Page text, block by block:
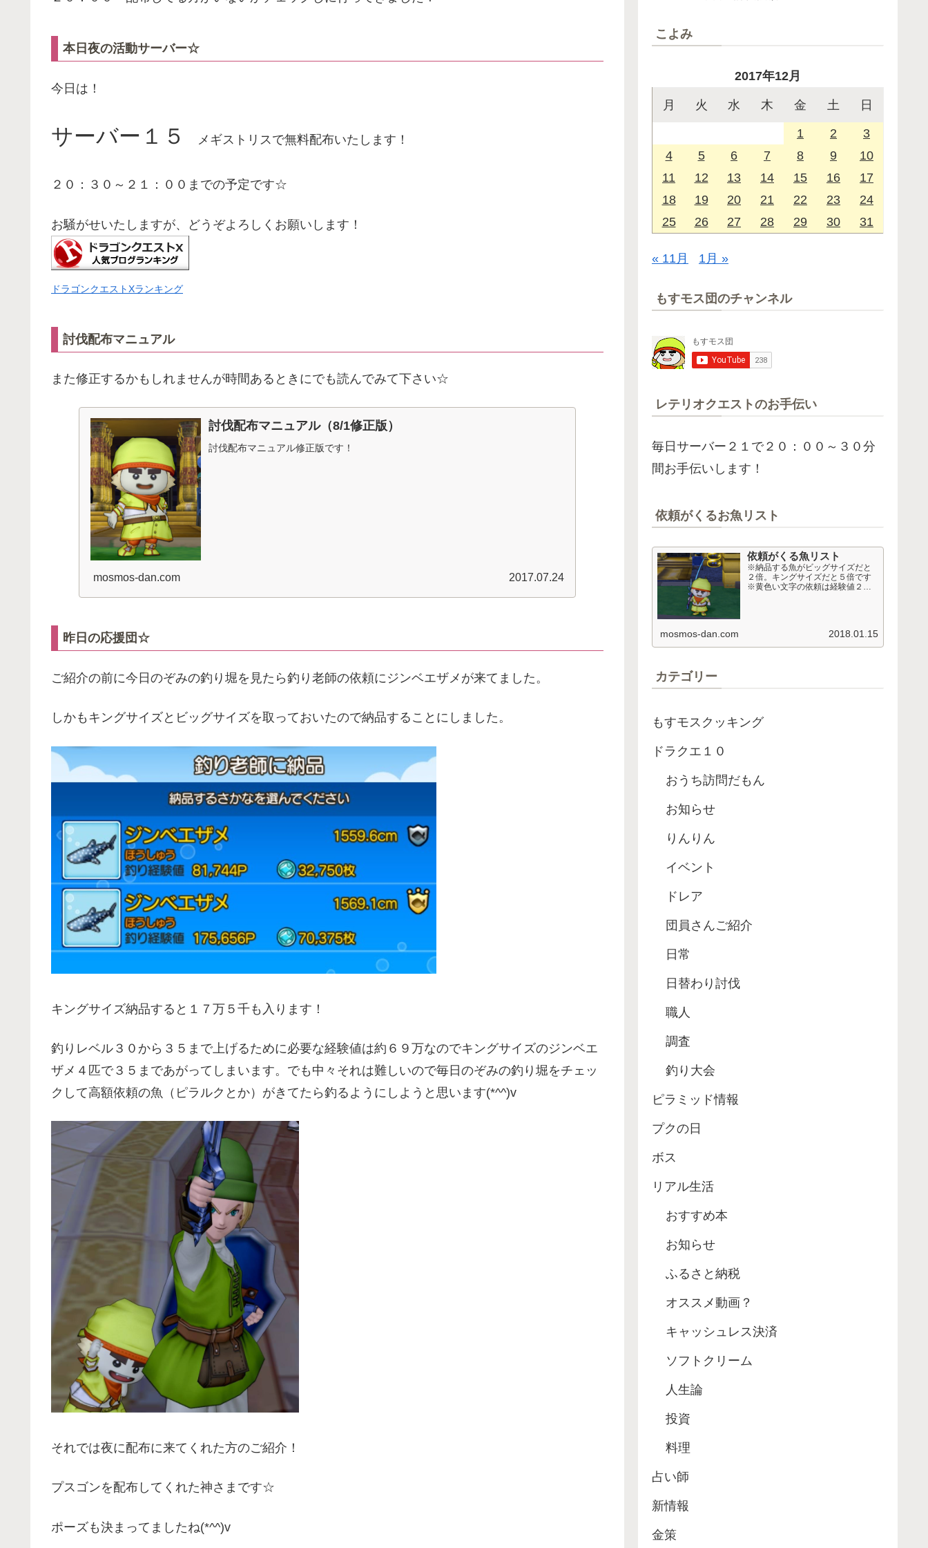
本日夜の活動サーバー☆
今日は！
サーバー１５ メギストリスで無料配布いたします！
２０：３０～２１：００までの予定です☆
お騒がせいたしますが、どうぞよろしくお願いします！
ドラゴンクエストXランキング
討伐配布マニュアル
また修正するかもしれませんが時間あるときにでも読んでみて下さい☆
討伐配布マニュアル（8/1修正版）
討伐配布マニュアル修正版です！
mosmos-dan.com 2017.07.24
昨日の応援団☆
ご紹介の前に今日のぞみの釣り堀を見たら釣り老師の依頼にジンベエザメが来てました。
しかもキングサイズとビッグサイズを取っておいたので納品することにしました。
キングサイズ納品すると１７万５千も入ります！
釣りレベル３０から３５まで上げるために必要な経験値は約６９万なのでキングサイズのジンベエ
ザメ４匹で３５まであがってしまいます。でも中々それは難しいので毎日のぞみの釣り堀をチェッ
クして高額依頼の魚（ピラルクとか）がきてたら釣るようにしようと思います(*^^)v
それでは夜に配布に来てくれた方のご紹介！
プスゴンを配布してくれた神さまです☆
ポーズも決まってましたね(*^^)v
こよみ
2017年12月
月 火 水 木 金 土 日
1 2
3
4
5 6 7 8 9
10
11
12 13 14 15 16
17
18
19 20 21 22 23
24
25
26 27 28 29 30 31
« 11月 1月 »
もすモス団のチャンネル
レテリオクエストのお手伝い
毎日サーバー２１で２０：００～３０分
間お手伝いします！
依頼がくるお魚リスト
依頼がくる魚リスト
※納品する魚がビッグサイズだと
２倍。キングサイズだと５倍です
※黄色い文字の依頼は経験値２
mosmos-dan.com 2018.01.15
カテゴリー
もすモスクッキング
ドラクエ１０
おうち訪問だもん
お知らせ
りんりん
イベント
ドレア
団員さんご紹介
日常
日替わり討伐
職人
調査
釣り大会
ピラミッド情報
プクの日
ボス
リアル生活
おすすめ本
お知らせ
ふるさと納税
オススメ動画？
キャッシュレス決済
ソフトクリーム
人生論
投資
料理
占い師
新情報
金策